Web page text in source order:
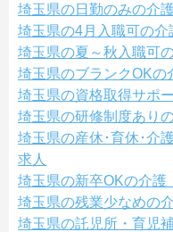
埼玉県の日勤のみの介
埼玉県の4月入職可の介
埼玉県の夏～秋入職可
埼玉県のブランクOKの
埼玉県の資格取得サポ
埼玉県の研修制度あり
埼玉県の産休･育休･介
求人
埼玉県の新卒OKの介護
埼玉県の残業少なめの
埼玉県の託児所・育児